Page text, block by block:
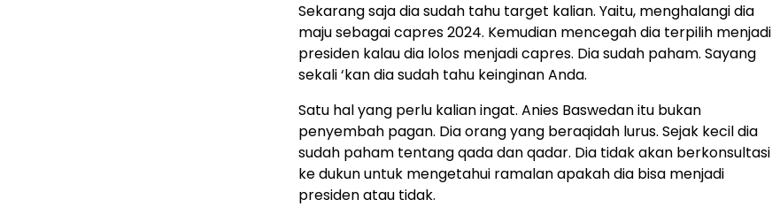
Sekarang saja dia sudah tahu target kalian. Yaitu, menghalangi dia
maju sebagai capres 2024. Kemudian mencegah dia terpilih menjadi
presiden kalau dia lolos menjadi capres. Dia sudah paham. Sayang
sekali ‘kan dia sudah tahu keinginan Anda.
Satu hal yang perlu kalian ingat. Anies Baswedan itu bukan
penyembah pagan. Dia orang yang beraqidah lurus. Sejak kecil dia
sudah paham tentang qada dan qadar. Dia tidak akan berkonsultasi
ke dukun untuk mengetahui ramalan apakah dia bisa menjadi
presiden atau tidak.